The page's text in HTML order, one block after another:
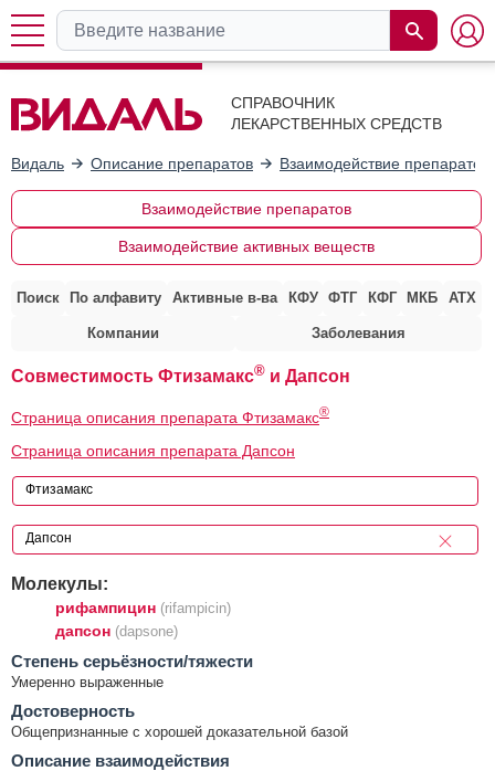
СПРАВОЧНИК
ЛЕКАРСТВЕННЫХ СРЕДСТВ
Видаль Описание препаратов Взаимодействие препаратов
Взаимодействие препаратов
Взаимодействие активных веществ
Поиск По алфавиту Активные в-ва КФУ ФТГ КФГ МКБ АТХ
Компании Заболевания
Совместимость Фтизамакс® и Дапсон
Страница описания препарата Фтизамакс®
Страница описания препарата Дапсон
Молекулы:
рифампицин (rifampicin)
дапсон (dapsone)
Cтепень серьёзности/тяжести
Умеренно выраженные
Достоверность
Общепризнанные с хорошей доказательной базой
Описание взаимодействия